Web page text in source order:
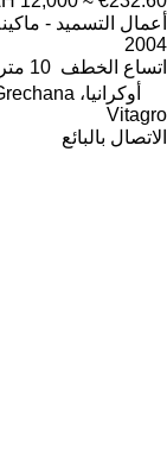
أعمال التسميد -
2004
اتساع الخطف 10 متر
أوكرانيا، Grechana
Vitagro
الاتصال بالبائع